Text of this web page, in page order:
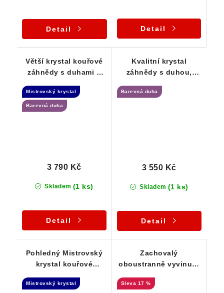
Detail Detail
Větší krystal kouřové
záhnědy s duhami a
Elestial
Mistrovský krystal
Barevná duha
Skladem (1 ks)
3 790 Kč
Detail
Kvalitní krystal
záhnědy s duhou,
propadlým oknem
Barevná duha
Skladem (1 ks)
3 550 Kč
Detail
Pohledný Mistrovský
krystal kouřové
Elestial
Mistrovský krystal
Zachovalý
oboustranně vyvinutý
Vysočiny
17 %